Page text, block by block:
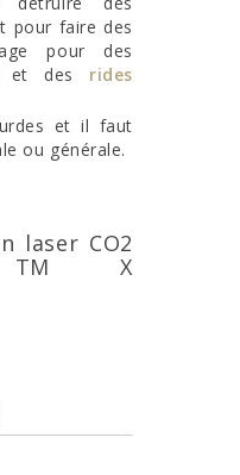
pour faire des
pour des
et des rides
et il faut
ou générale.
laser CO2
TM X